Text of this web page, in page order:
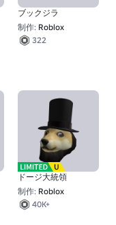
ブックジラ
制作: Roblox
322
ドージ大統領
制作: Roblox
40K+